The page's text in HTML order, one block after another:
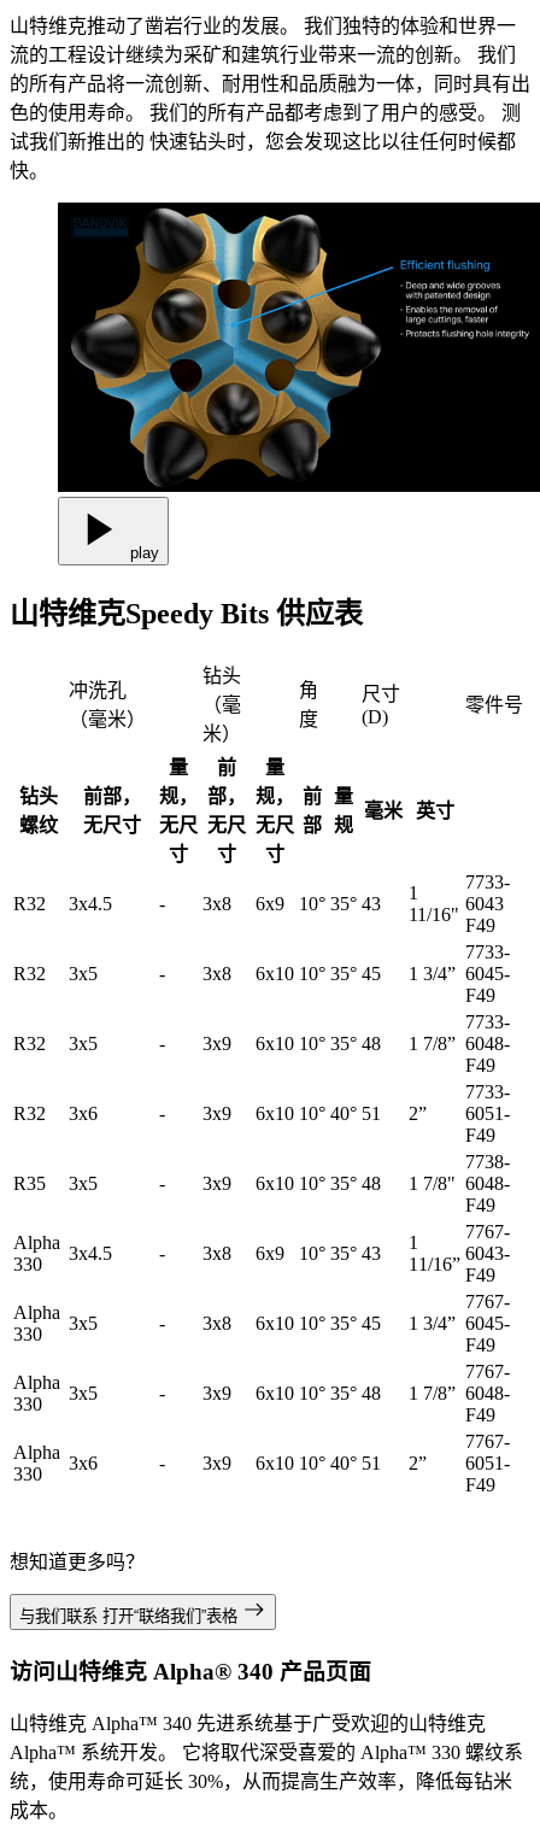
山特维克推动了凿岩行业的发展。 我们独特的体验和世界一
流的工程设计继续为采矿和建筑行业带来一流的创新。 我们
的所有产品将一流创新、耐用性和品质融为一体，同时具有出
色的使用寿命。 我们的所有产品都考虑到了用户的感受。 测
试我们新推出的 快速钻头时，您会发现这比以往任何时候都
快。
play
山特维克Speedy Bits 供应表
冲洗孔
（毫米）
钻头
（毫
米）
角
度
尺寸
(D)
零件号
钻头
螺纹
前部，
无尺寸
量
规，
无尺
寸
前
部，
无尺
寸
量
规，
无尺
寸
前
部
量
规
毫米 英寸
R32 3x4.5 - 3x8 6x9 10° 35° 43
1
11/16"
7733-
6043
F49
R32 3x5 - 3x8 6x10 10° 35° 45 1 3/4”
7733-
6045-
F49
R32 3x5 - 3x9 6x10 10° 35° 48 1 7/8”
7733-
6048-
F49
R32 3x6 - 3x9 6x10 10° 40° 51 2”
7733-
6051-
F49
R35 3x5 - 3x9 6x10 10° 35° 48 1 7/8"
7738-
6048-
F49
Alpha
330
3x4.5 - 3x8 6x9 10° 35° 43
1
11/16”
7767-
6043-
F49
Alpha
330
3x5 - 3x8 6x10 10° 35° 45 1 3/4”
7767-
6045-
F49
Alpha
330
3x5 - 3x9 6x10 10° 35° 48 1 7/8”
7767-
6048-
F49
Alpha
330
3x6 - 3x9 6x10 10° 40° 51 2”
7767-
6051-
F49
想知道更多吗？
与我们联系 打开“联络我们”表格
访问山特维克 Alpha® 340 产品页面
山特维克 Alpha™ 340 先进系统基于广受欢迎的山特维克
Alpha™ 系统开发。 它将取代深受喜爱的 Alpha™ 330 螺纹系
统，使用寿命可延长 30%，从而提高生产效率，降低每钻米
成本。